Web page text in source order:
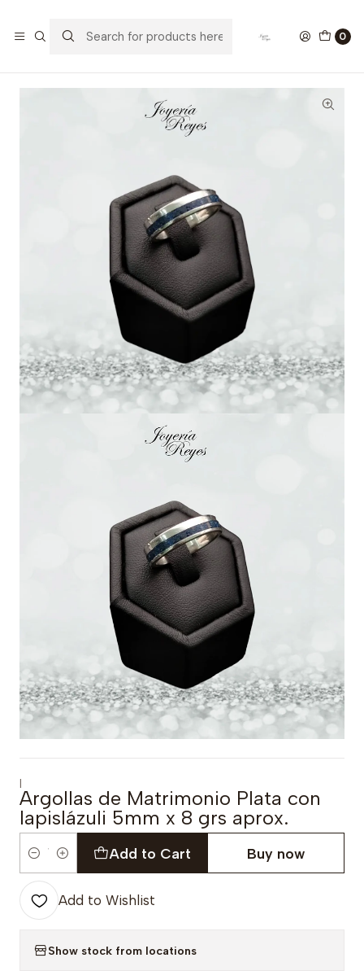
0
Argollas de Matrimonio Plata con lapislázuli 5mm x 8 grs
aprox.
|
Argollas de Matrimonio Plata con
lapislázuli 5mm x 8 grs aprox.
Quantity
Add to Cart Buy now
Add to Wishlist
Show stock from locations